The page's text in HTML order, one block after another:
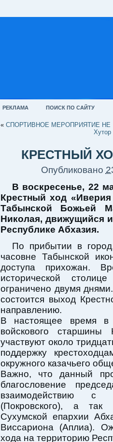
РЕКЛАМА ПОИСК ПО САЙТУ
« СПОРТИВНОЕ МЕРОПРИЯТИЕ НЕ
Хутор
КРЕСТНЫЙ
Опубликовано
В воскресенье, 22
Крестный ход
Табынской Божьей
Николая, движущийся
Республике Абхазия.
По прибытии в
часовне Табынской
доступа прихожан.
исторической
ограничено двумя
состоится выход
направлению.
В настоящее время в
войскового старшины
участвуют около
поддержку
окружного казачьего
Важно, что данный
благословение
взаимодействию с
(Покровского), а
Сухумской епархии
Виссариона (Аплиа).
хода на территорию